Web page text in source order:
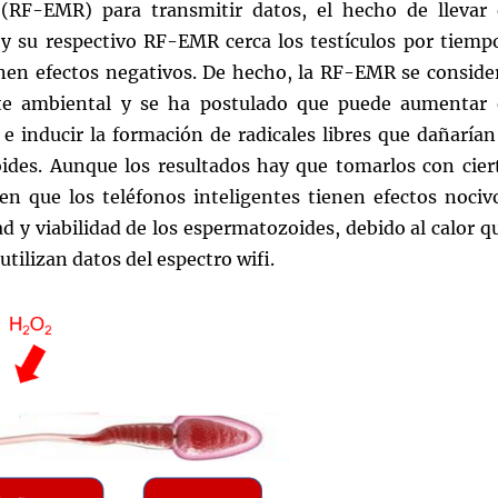
(RF-EMR) para transmitir datos, el hecho de llevar
su respectivo RF-EMR cerca los testículos por
efectos negativos. De hecho, la RF-EMR se
ambiental y se ha postulado que puede aumentar
inducir la formación de radicales libres que
Aunque los resultados hay que tomarlos con
que los teléfonos inteligentes tienen efectos
y viabilidad de los espermatozoides, debido al calor
datos del espectro wifi.